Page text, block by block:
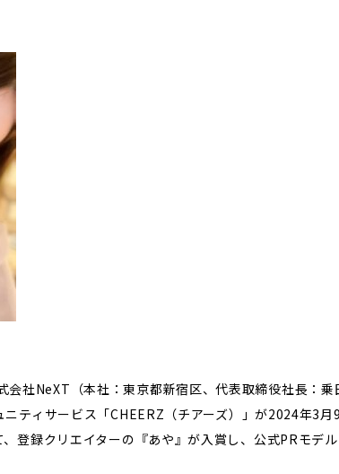
社NeXT（本社：東京都新宿区、代表取締役社長：
ティサービス「CHEERZ（チアーズ）」が2024年
登録クリエイターの『あや』が入賞し、公式PRモデ